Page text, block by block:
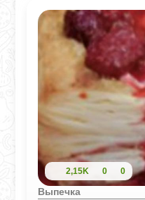
2,15K 0 0
Выпечка